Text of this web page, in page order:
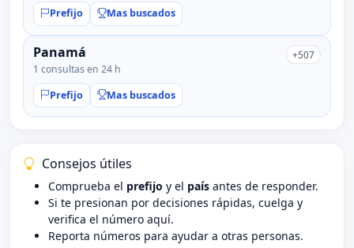
Prefijo Mas buscados
Panamá
1 consultas en 24 h
+507
Prefijo Mas buscados
Consejos útiles
Comprueba el prefijo y el país antes de responder.
Si te presionan por decisiones rápidas, cuelga y
verifica el número aquí.
Reporta números para ayudar a otras personas.